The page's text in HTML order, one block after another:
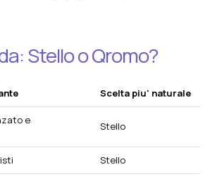
Stello o Qromo?
Scelta piu' naturale
e
Stello
Stello